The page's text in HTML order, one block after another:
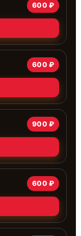
600 ₽
600 ₽
900 ₽
600 ₽